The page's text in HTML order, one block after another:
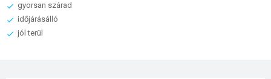
gyorsan szárad
időjárásálló
jól terül